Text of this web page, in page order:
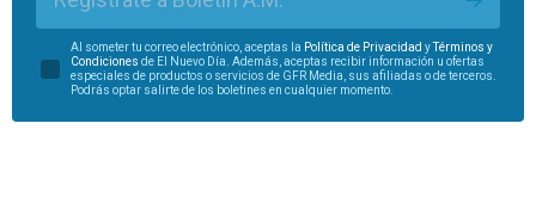
Al someter tu correo electrónico, aceptas la Política de Privacidad yTérminos y
Condiciones de El Nuevo Día. Además, aceptas recibir información u ofertas
especiales de productos o servicios de GFR Media, sus afiliadas o de terceros.
Podrás optar salirte de los boletines en cualquier momento.